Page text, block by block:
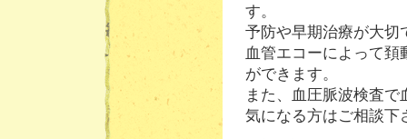
す。
予防や早期治療が大切
血管エコーによって
ができます。
また、血圧脈波検査
気になる方はご相談下